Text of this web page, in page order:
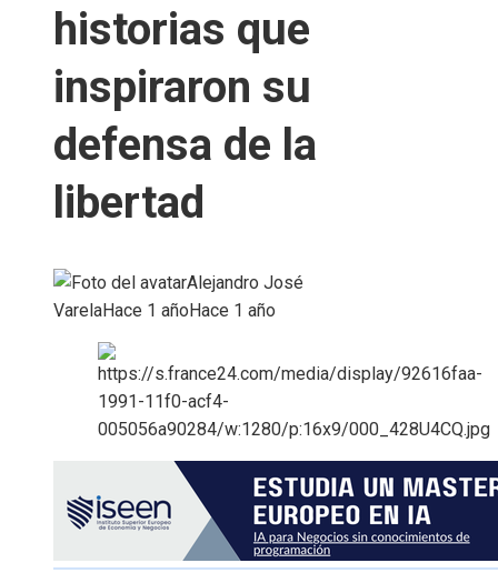
historias que
inspiraron su
defensa de la
libertad
Alejandro José
VarelaHace 1 año Hace 1 año